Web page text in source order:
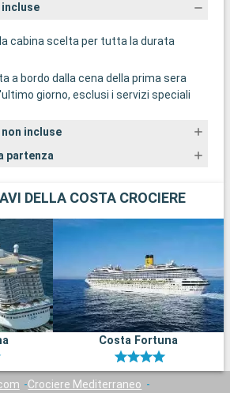
incluse
cabina scelta per tutta la durata
a bordo dalla cena della prima sera
giorno, esclusi i servizi speciali
incluse
partenza
DELLA COSTA CROCIERE
Costa Fortuna
Crociere Mediterraneo